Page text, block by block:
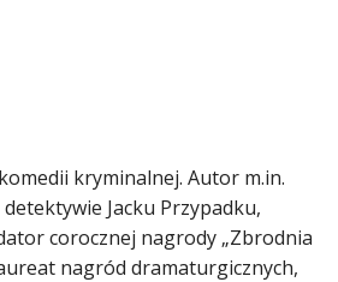
kryminalnej. Autor m.in.
Jacku Przypadku,
corocznej nagrody „Zbrodnia
nagród dramaturgicznych,